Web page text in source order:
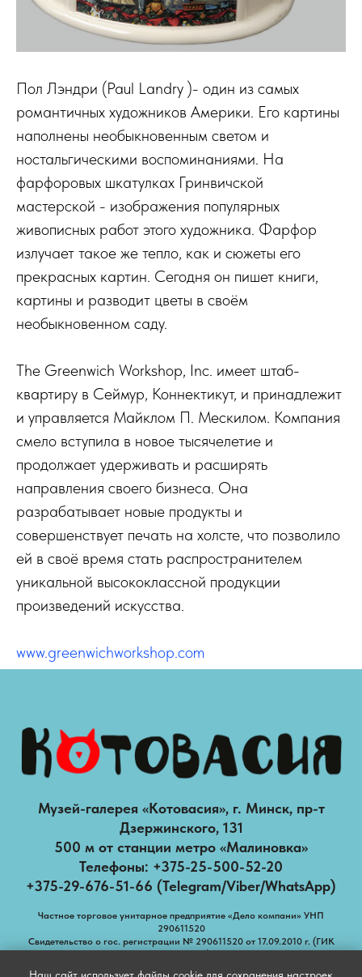
Пол Лэндри (Paul Landry )- один из самых
романтичных художников Америки. Его картины
наполнены необыкновенным светом и
ностальгическими воспоминаниями. На
фарфоровых шкатулках Гринвичской
мастерской - изображения популярных
живописных работ этого художника. Фарфор
излучает такое же тепло, как и сюжеты его
прекрасных картин. Сегодня он пишет книги,
картины и разводит цветы в своём
необыкновенном саду.
The Greenwich Workshop, Inc. имеет штаб-
квартиру в Сеймур, Коннектикут, и принадлежит
и управляется Майклом П. Мескилом. Компания
смело вступила в новое тысячелетие и
продолжает удерживать и расширять
направления своего бизнеса. Она
разрабатывает новые продукты и
совершенствует печать на холсте, что позволило
ей в своё время стать распространителем
уникальной высококлассной продукции
произведений искусства.
www.greenwichworkshop.com
Музей-галерея «Котовасия», г. Минск, пр-т
Дзержинского, 131
500 м от станции метро «Малиновка»
Телефоны: +375-25-500-52-20
+375-29-676-51-66 (Telegram/Viber/WhatsApp)
Частное торговое унитарное предприятие «Дело компани» УНП
290611520
Свидетельство о гос. регистрации № 290611520 от 17.09.2010 г. (ГИК
Барановичи)